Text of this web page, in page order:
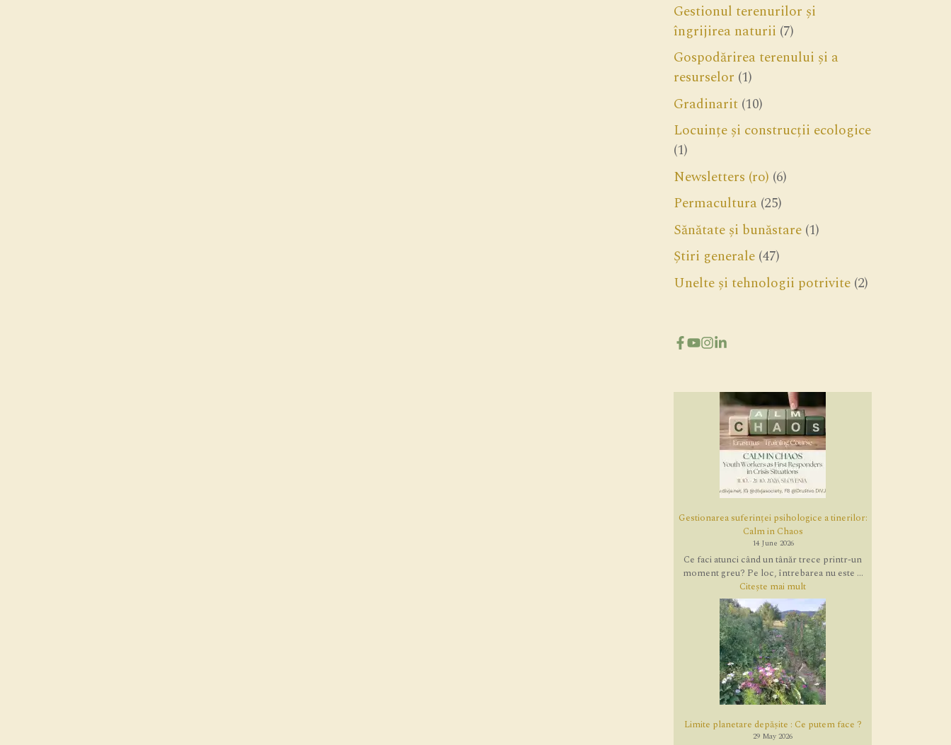
Gestionul terenurilor și
îngrijirea naturii (7)
Gospodărirea terenului și a
resurselor (1)
Gradinarit (10)
Locuințe și construcții ecologice
(1)
Newsletters (ro) (6)
Permacultura (25)
Sănătate și bunăstare (1)
Știri generale (47)
Unelte și tehnologii potrivite (2)
Gestionarea suferinței psihologice a tinerilor:
Calm in Chaos
14 June 2026
Ce faci atunci când un tânăr trece printr-un
moment greu? Pe loc, întrebarea nu este ...
Citește mai mult
Limite planetare depășite : Ce putem face ?
29 May 2026